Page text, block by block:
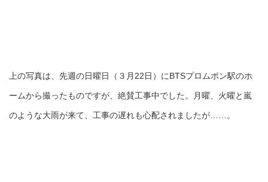
上の写真は、先週の日曜日（３月22日）にBTSプロムポン駅のホ
ームから撮ったものですが、絶賛工事中でした。月曜、火曜と嵐
のような大雨が来て、工事の遅れも心配されましたが……。